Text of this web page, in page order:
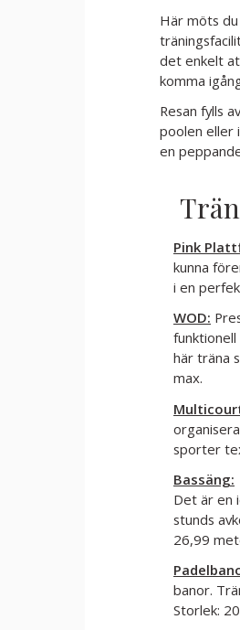
Här möts
det enkelt
komma
Resan fylls
poolen eller
en
Pink
kunna
i en
WOD:
här träna
max.
sporter
Bassäng:
Det är en
stunds
26,99
banor.
Storlek: